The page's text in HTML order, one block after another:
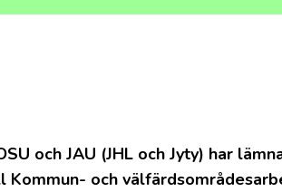
och JAU (JHL och Jyty) har
och